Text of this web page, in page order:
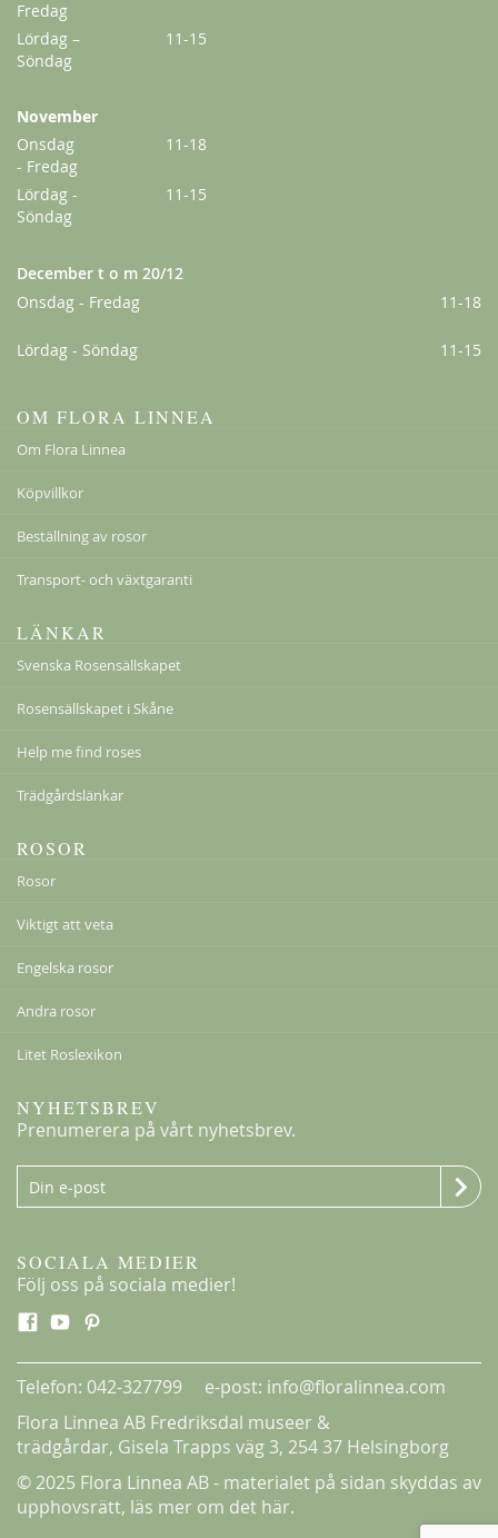
Queen of Sweden
289,00 kr
Lykkefund
Från179,00 kr
Flora Linneas Mykorrhiza
Från119,00 kr
Peace
198,00 kr
Fredag
Lördag –
Söndag
11-15
November
Onsdag
- Fredag
11-18
Lördag -
Söndag
11-15
December t o m 20/12
Onsdag - Fredag
11-18
Lördag - Söndag 11-15
OM FLORA LINNEA
Om Flora Linnea
Köpvillkor
Beställning av rosor
Transport- och växtgaranti
LÄNKAR
Svenska Rosensällskapet
Rosensällskapet i Skåne
Help me find roses
Trädgårdslänkar
ROSOR
Rosor
Viktigt att veta
Engelska rosor
Andra rosor
Litet Roslexikon
NYHETSBREV
Prenumerera på vårt nyhetsbrev.
SOCIALA MEDIER
Följ oss på sociala medier!
Telefon: 042-327799 e-post: info@floralinnea.com
Flora Linnea AB Fredriksdal museer &
trädgårdar, Gisela Trapps väg 3, 254 37 Helsingborg
© 2025 Flora Linnea AB - materialet på sidan skyddas av
upphovsrätt, läs mer om det här.